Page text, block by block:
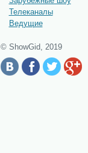
Телеканалы
Ведущие
© ShowGid, 2019